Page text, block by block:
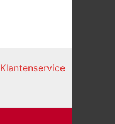
Klantenservice